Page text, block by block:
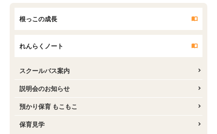
根っこの成長
れんらくノート
スクールバス案内
説明会のお知らせ
預かり保育 もこもこ
保育見学